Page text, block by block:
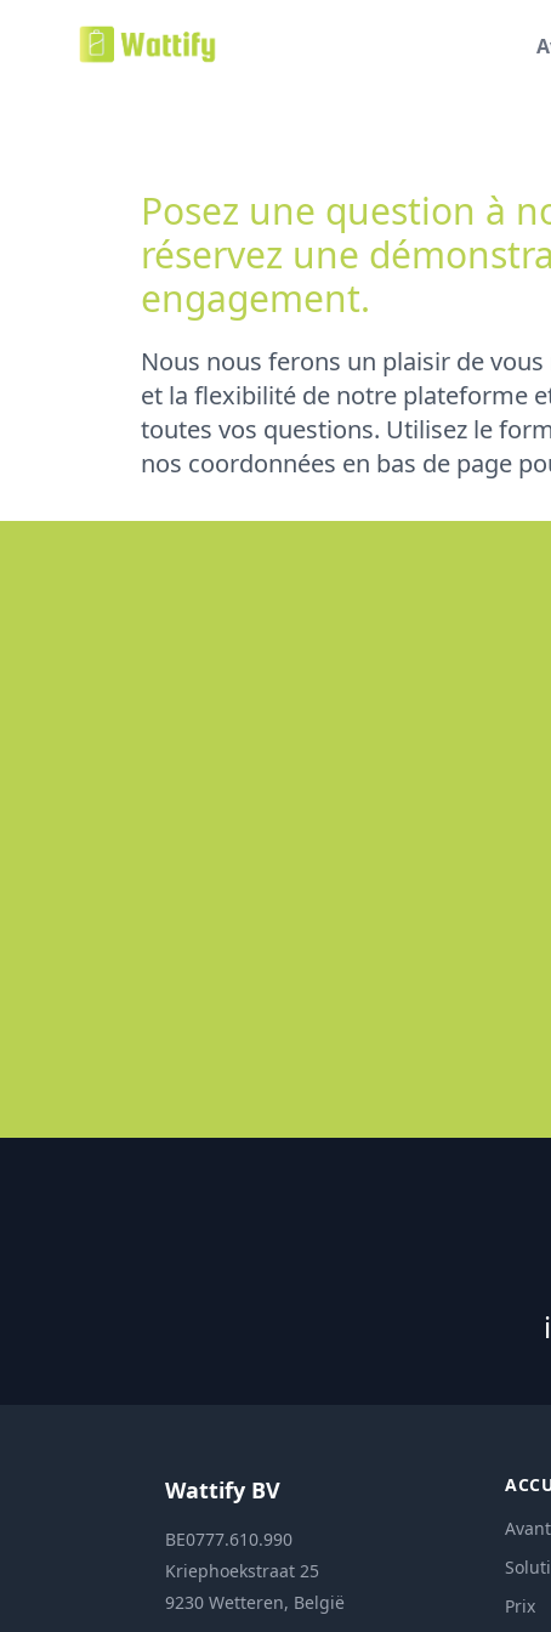
Posez une question à
réservez une
engagement.
Nous nous ferons un plaisir de
et la flexibilité de notre plateforme
toutes vos questions. Utilisez le
nos coordonnées en bas de page
Wattify BV
BE0777.610.990
Kriephoekstraat 25
9230 Wetteren, België
Prix